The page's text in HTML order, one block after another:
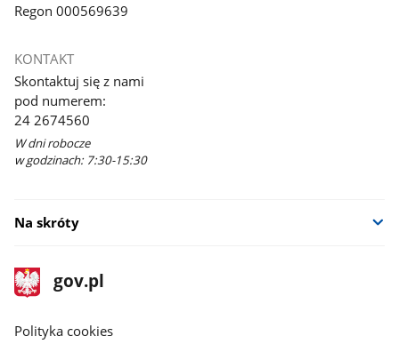
Regon 000569639
KONTAKT
Skontaktuj się z nami
pod numerem:
24 2674560
W dni robocze
w godzinach: 7:30-15:30
Na skróty
stopka
gov.pl
Strona
gov.pl
gov.pl
Polityka cookies